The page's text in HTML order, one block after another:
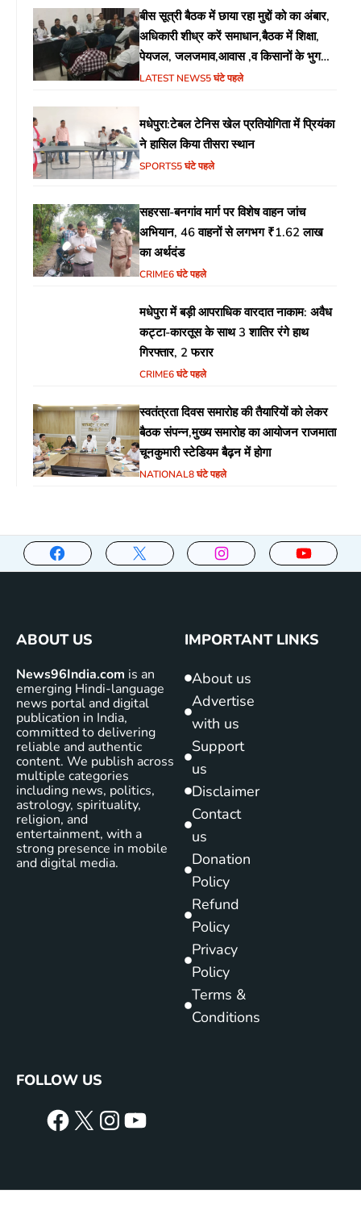
बीस सूत्री बैठक में छाया रहा मुद्दों को का अंबार,
अधिकारी शीध्र करें समाधान,बैठक में शिक्षा,
पेयजल, जलजमाव,आवास ,व किसानों के भुगतान
का उठा मुद्दा
LATEST NEWS5 घंटे पहले
मधेपुरा:टेबल टेनिस खेल प्रतियोगिता में प्रियंका
ने हासिल किया तीसरा स्थान
SPORTS5 घंटे पहले
सहरसा-बनगांव मार्ग पर विशेष वाहन जांच
अभियान, 46 वाहनों से लगभग ₹1.62 लाख
का अर्थदंड
CRIME6 घंटे पहले
मधेपुरा में बड़ी आपराधिक वारदात नाकाम: अवैध
कट्टा-कारतूस के साथ 3 शातिर रंगे हाथ
गिरफ्तार, 2 फरार
CRIME6 घंटे पहले
स्वतंत्रता दिवस समारोह की तैयारियों को लेकर
बैठक संपन्न,मुख्य समारोह का आयोजन राजमाता
चूनकुमारी स्टेडियम बैढ़न में होगा
NATIONAL8 घंटे पहले
ABOUT US
News96India.com is an
emerging Hindi-language
news portal and digital
publication in India,
committed to delivering
reliable and authentic
content. We publish across
multiple categories
including news, politics,
astrology, spirituality,
religion, and
entertainment, with a
strong presence in mobile
and digital media.
IMPORTANT LINKS
About us
Advertise
with us
Support
us
Disclaimer
Contact
us
Donation
Policy
Refund
Policy
Privacy
Policy
Terms &
Conditions
FOLLOW US